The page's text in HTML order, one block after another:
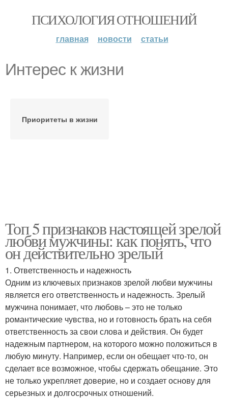
ПСИХОЛОГИЯ ОТНОШЕНИЙ
главная новости статьи
Интерес к жизни
Приоритеты в жизни
Топ 5 признаков настоящей зрелой
любви мужчины: как понять, что
он действительно зрелый
1. Ответственность и надежность
Одним из ключевых признаков зрелой любви мужчины
является его ответственность и надежность. Зрелый
мужчина понимает, что любовь – это не только
романтические чувства, но и готовность брать на себя
ответственность за свои слова и действия. Он будет
надежным партнером, на которого можно положиться в
любую минуту. Например, если он обещает что-то, он
сделает все возможное, чтобы сдержать обещание. Это
не только укрепляет доверие, но и создает основу для
серьезных и долгосрочных отношений.